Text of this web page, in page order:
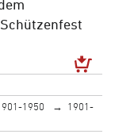
1950
1901-